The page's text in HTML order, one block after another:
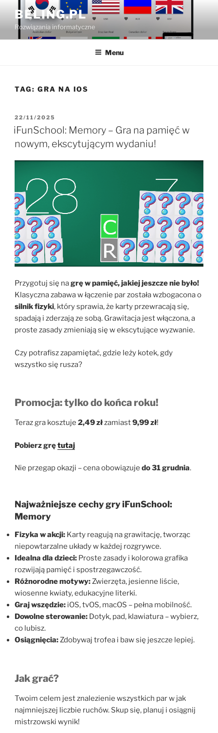
treści
BELING.PL
Rozwiązania informatyczne
Menu
TAG: GRA NA IOS
OPUBLIKOWANE
W
22/11/2025
iFunSchool: Memory – Gra na pamięć w
nowym, ekscytującym wydaniu!
Przygotuj się nagrę w pamięć, jakiej jeszcze nie było!
Klasyczna zabawa w łączenie par została wzbogacona o
silnik fizyki, który sprawia, że karty przewracają się,
spadają i zderzają ze sobą. Grawitacja jest włączona, a
proste zasady zmieniają się w ekscytujące wyzwanie.
Czy potrafisz zapamiętać, gdzie leży kotek, gdy
wszystko się rusza?
Promocja: tylko do końca roku!
Teraz gra kosztuje 2,49 złzamiast9,99 zł!
Pobierz grętutaj
Nie przegap okazji – cena obowiązuje do 31 grudnia.
Najważniejsze cechy gry iFunSchool:
Memory
Fizyka w akcji: Karty reagują na grawitację, tworząc
niepowtarzalne układy w każdej rozgrywce.
Idealna dla dzieci: Proste zasady i kolorowa grafika
rozwijają pamięć i spostrzegawczość.
Różnorodne motywy:Zwierzęta, jesienne liście,
wiosenne kwiaty, edukacyjne literki.
Graj wszędzie: iOS, tvOS, macOS – pełna mobilność.
Dowolne sterowanie: Dotyk, pad, klawiatura – wybierz,
co lubisz.
Osiągnięcia:Zdobywaj trofea i baw się jeszcze lepiej.
Jak grać?
Twoim celem jest znalezienie wszystkich par w jak
najmniejszej liczbie ruchów. Skup się, planuj i osiągnij
mistrzowski wynik!